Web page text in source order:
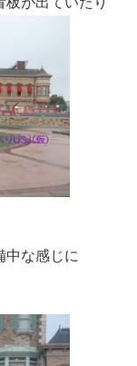
中な感じに